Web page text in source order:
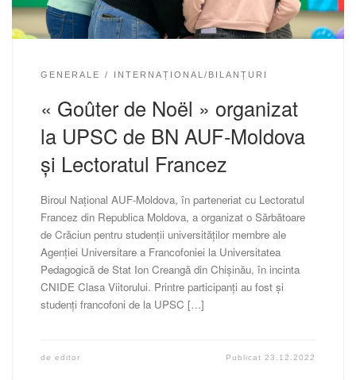
GENERALE INTERNAȚIONAL/BILANȚURI
« Goûter de Noël » organizat
la UPSC de BN AUF-Moldova
și Lectoratul Francez
Biroul Național AUF-Moldova, în parteneriat cu Lectoratul
Francez din Republica Moldova, a organizat o Sărbătoare
de Crăciun pentru studenții universităților membre ale
Agenției Universitare a Francofoniei la Universitatea
Pedagogică de Stat Ion Creangă din Chișinău, în incinta
CNIDE Clasa Viitorului. Printre participanți au fost și
studenți francofoni de la UPSC […]
de editor Publicat23.12.2022